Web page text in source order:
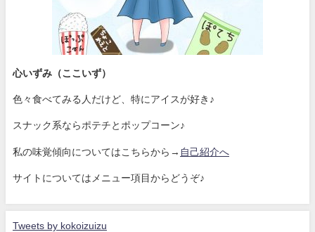
心いずみ（ここいず）
色々食べてみる人だけど、特にアイスが好き♪
スナック系ならポテチとポップコーン♪
私の味覚傾向についてはこちらから→ 自己紹介へ
サイトについてはメニュー項目からどうぞ♪
Tweets by kokoizuizu